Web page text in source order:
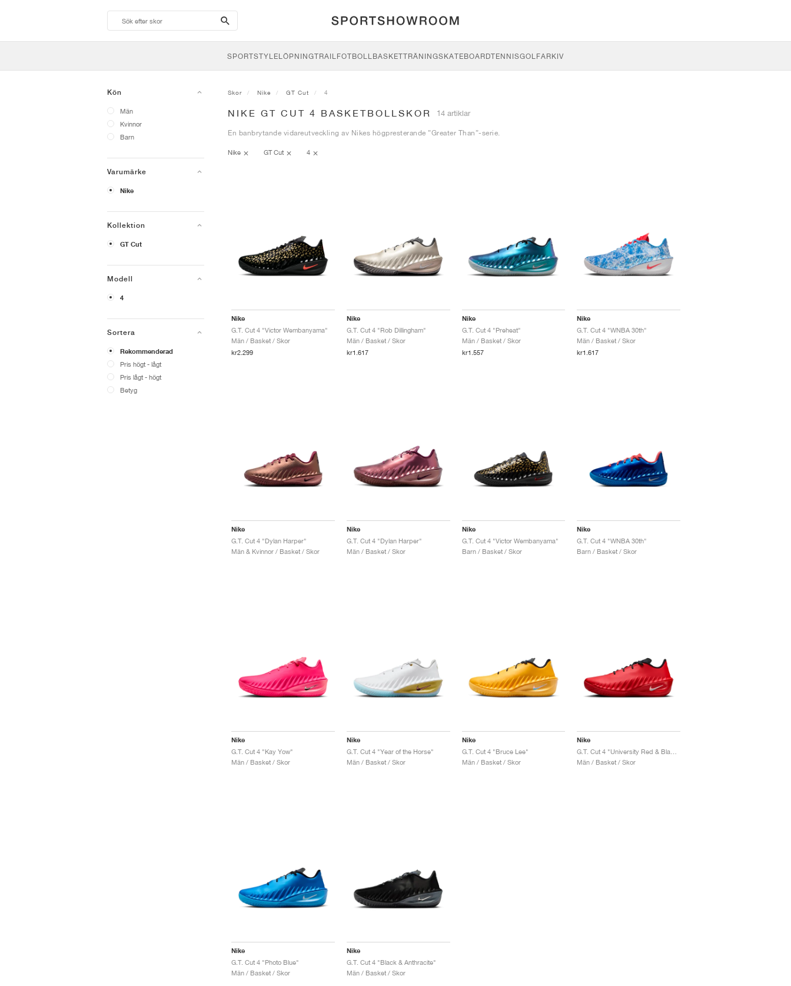
search-
btn
SPORTSTYLELÖPNINGTRAILFOTBOLLBASKETTRÄNINGSKATEBOARDTENNISGOLFARKIV
Kön
Män
Kvinnor
Barn
Varumärke
Nike
Kollektion
GT Cut
Modell
4
Sortera
Rekommenderad
Pris högt - lågt
Pris lågt - högt
Betyg
Skor Nike GT Cut 4
NIKE GT CUT 4 BASKETBOLLSKOR 14 artiklar
En banbrytande vidareutveckling av Nikes högpresterande ”Greater Than”-serie.
Nike GT Cut 4
Nike
G.T. Cut 4 "Victor Wembanyama"
Män / Basket / Skor
kr2.299
Nike
G.T. Cut 4 "Rob Dillingham"
Män / Basket / Skor
kr1.617
Nike
G.T. Cut 4 "Preheat"
Män / Basket / Skor
kr1.557
Nike
G.T. Cut 4 "WNBA 30th"
Män / Basket / Skor
kr1.617
Nike
G.T. Cut 4 "Dylan Harper"
Män & Kvinnor / Basket / Skor
Nike
G.T. Cut 4 "Dylan Harper"
Män / Basket / Skor
Nike
G.T. Cut 4 "Victor Wembanyama"
Barn / Basket / Skor
Nike
G.T. Cut 4 "WNBA 30th"
Barn / Basket / Skor
Nike
G.T. Cut 4 "Kay Yow"
Män / Basket / Skor
Nike
G.T. Cut 4 "Year of the Horse"
Män / Basket / Skor
Nike
G.T. Cut 4 "Bruce Lee"
Män / Basket / Skor
Nike
Män / Basket / Skor
Nike
G.T. Cut 4 "Photo Blue"
Män / Basket / Skor
Nike
G.T. Cut 4 "Black & Anthracite"
Män / Basket / Skor